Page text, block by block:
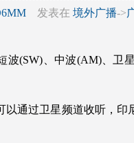
发表在境外广播->
波(SW)、中波(AM)、卫
以通过卫星频道收听，